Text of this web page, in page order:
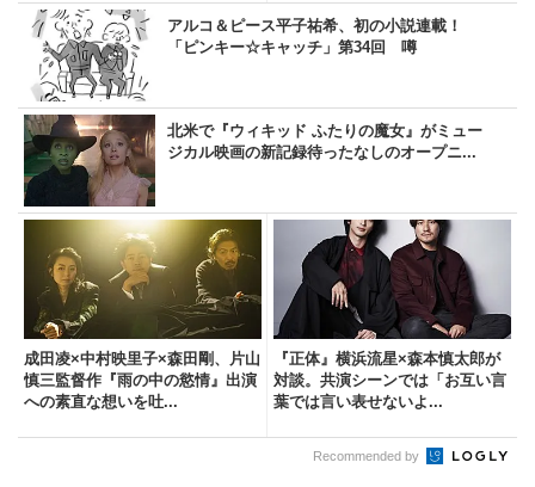
アルコ＆ピース平子祐希、初の小説連載！
「ピンキー☆キャッチ」第34回 噂
北米で『ウィキッド ふたりの魔女』がミュー
ジカル映画の新記録待ったなしのオープニ...
成田凌×中村映里子×森田剛、片山
慎三監督作『雨の中の慾情』出演
への素直な想いを吐...
『正体』横浜流星×森本慎太郎が
対談。共演シーンでは「お互い言
葉では言い表せないよ...
Recommended by